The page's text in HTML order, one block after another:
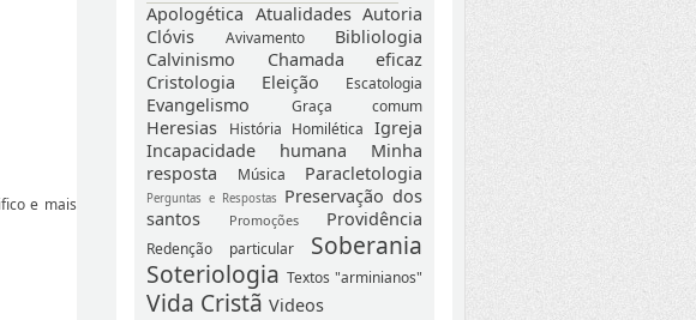
Apologética Atualidades Autoria
Clóvis
Avivamento
Bibliologia
Calvinismo
Chamada eficaz
Cristologia
Eleição Escatologia
Evangelismo Graça comum
Heresias História Homilética Igreja
Incapacidade humana
Minha
resposta
Música Paracletologia
Perguntas e Respostas
Preservação dos
santos
Promoções Providência
Redenção particular
Soberania
Soteriologia Textos "arminianos"
Vida Cristã Videos
e mais